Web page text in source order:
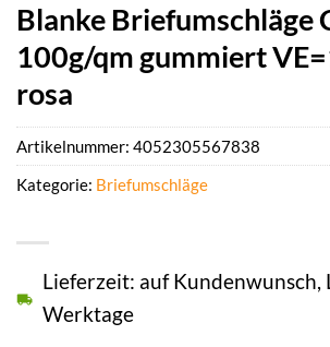
Blanke Briefumschläge
100g/qm gummiert
rosa
Lieferzeit: auf Kundenwunsch,
Werktage
Artikelnummer: 4052305567838
Kategorie: Briefumschläge